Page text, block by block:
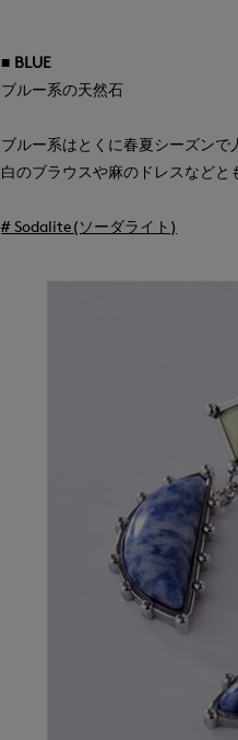
■ BLUE
ブルー系の天然石
ブルー系はとくに春夏シーズンで
白のブラウスや麻のドレスなどと
# Sodalite(ソーダライト)